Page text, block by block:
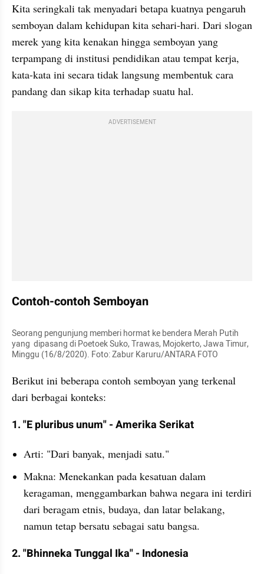
Kita seringkali tak menyadari betapa kuatnya pengaruh
semboyan dalam kehidupan kita sehari-hari. Dari slogan
merek yang kita kenakan hingga semboyan yang
terpampang di institusi pendidikan atau tempat kerja,
kata-kata ini secara tidak langsung membentuk cara
pandang dan sikap kita terhadap suatu hal.
ADVERTISEMENT
Contoh-contoh Semboyan
Seorang pengunjung memberi hormat ke bendera Merah Putih
yang  dipasang di Poetoek Suko, Trawas, Mojokerto, Jawa Timur,
Minggu (16/8/2020). Foto: Zabur Karuru/ANTARA FOTO
Berikut ini beberapa contoh semboyan yang terkenal
dari berbagai konteks:
1. "E pluribus unum" - Amerika Serikat
Arti: "Dari banyak, menjadi satu."
Makna: Menekankan pada kesatuan dalam
keragaman, menggambarkan bahwa negara ini terdiri
dari beragam etnis, budaya, dan latar belakang,
namun tetap bersatu sebagai satu bangsa.
2. "Bhinneka Tunggal Ika" - Indonesia